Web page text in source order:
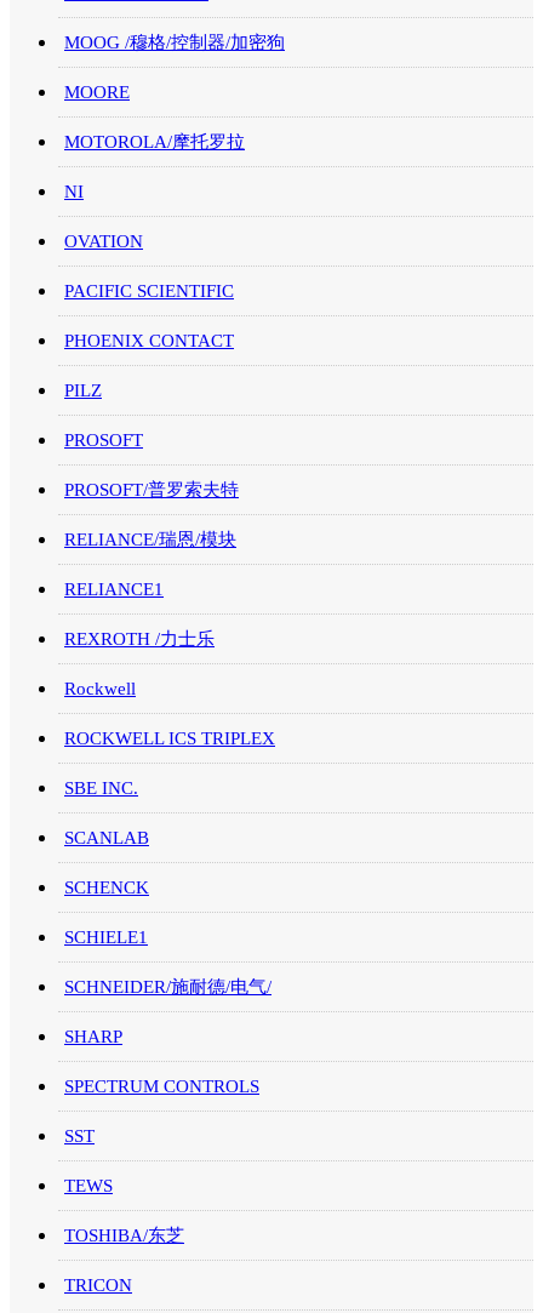
MOOG /穆格/控制器/加密狗
MOORE
MOTOROLA/摩托罗拉
NI
OVATION
PACIFIC SCIENTIFIC
PHOENIX CONTACT
PILZ
PROSOFT
PROSOFT/普罗索夫特
RELIANCE/瑞恩/模块
RELIANCE1
REXROTH /力士乐
Rockwell
ROCKWELL ICS TRIPLEX
SBE INC.
SCANLAB
SCHENCK
SCHIELE1
SCHNEIDER/施耐德/电气/
SHARP
SPECTRUM CONTROLS
SST
TEWS
TOSHIBA/东芝
TRICON